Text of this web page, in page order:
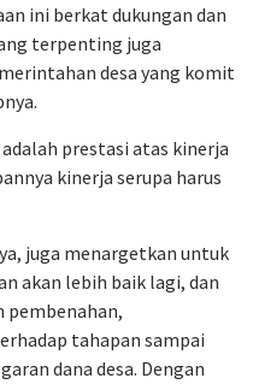
ini berkat dukungan dan
terpenting juga
desa yang komit
prestasi atas kinerja
kinerja serupa harus
juga menargetkan untuk
akan lebih baik lagi, dan
pembenahan,
tahapan sampai
dana desa. Dengan